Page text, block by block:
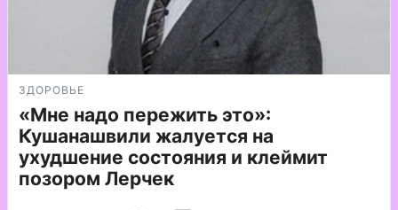
ЗДОРОВЬЕ
«Мне надо пережить это»:
Кушанашвили жалуется на
ухудшение состояния и клеймит
позором Лерчек